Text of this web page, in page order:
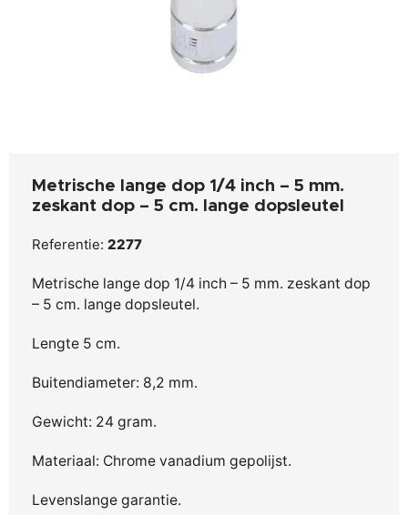
Metrische lange dop 1/4 inch – 5 mm.
zeskant dop – 5 cm. lange dopsleutel
Referentie: 2277
Metrische lange dop 1/4 inch – 5 mm. zeskant dop
– 5 cm. lange dopsleutel.
Lengte 5 cm.
Buitendiameter: 8,2 mm.
Gewicht: 24 gram.
Materiaal: Chrome vanadium gepolijst.
Levenslange garantie.